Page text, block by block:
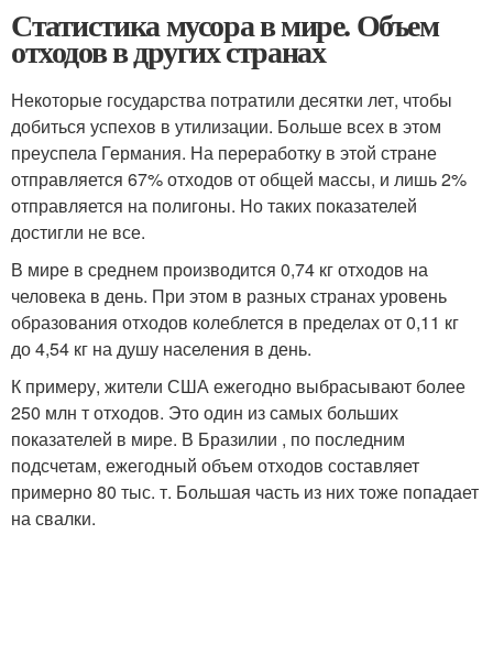
Статистика мусора в мире. Объем
отходов в других странах
Некоторые государства потратили десятки лет, чтобы
добиться успехов в утилизации. Больше всех в этом
преуспела Германия. На переработку в этой стране
отправляется 67% отходов от общей массы, и лишь 2%
отправляется на полигоны. Но таких показателей
достигли не все.
В мире в среднем производится 0,74 кг отходов на
человека в день. При этом в разных странах уровень
образования отходов колеблется в пределах от 0,11 кг
до 4,54 кг на душу населения в день.
К примеру, жители США ежегодно выбрасывают более
250 млн т отходов. Это один из самых больших
показателей в мире. В Бразилии , по последним
подсчетам, ежегодный объем отходов составляет
примерно 80 тыс. т. Большая часть из них тоже попадает
на свалки.